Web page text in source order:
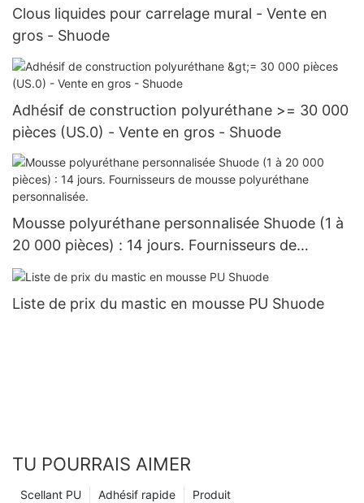
Clous liquides pour carrelage mural - Vente en
gros - Shuode
Adhésif de construction polyuréthane >= 30 000
pièces (US.0) - Vente en gros - Shuode
Mousse polyuréthane personnalisée Shuode (1 à
20 000 pièces) : 14 jours. Fournisseurs de
mousse polyuréthane personnalisée.
Liste de prix du mastic en mousse PU Shuode
TU POURRAIS AIMER
Produit
Adhésif rapide
Scellant PU